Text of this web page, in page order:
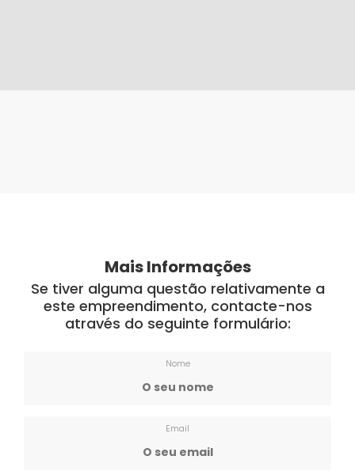
Mais Informações
Se tiver alguma questão relativamente a
este empreendimento, contacte-nos
através do seguinte formulário:
Nome
Email